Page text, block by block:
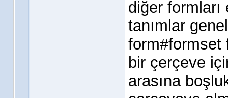
diğer
tanımlar
form#formset
bir çerçeve
arasına